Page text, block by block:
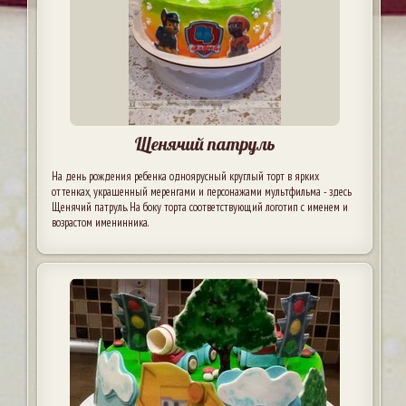
Щенячий патруль
На день рождения ребенка одноярусный круглый торт в ярких
оттенках, украшенный меренгами и персонажами мультфильма - здесь
Щенячий патруль. На боку торта соответствующий логотип с именем и
возрастом именинника.